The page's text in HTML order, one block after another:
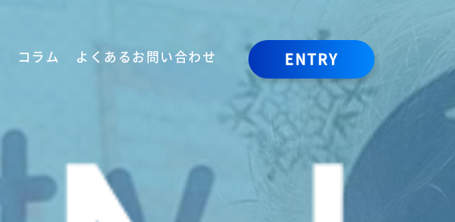
コラム よくあるお問い合わせ ENTRY